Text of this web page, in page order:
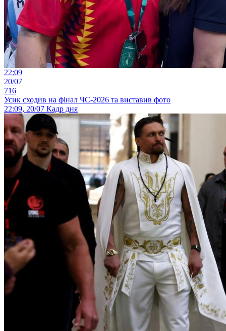
22:09
20/07
716
Усик сходив на фінал ЧС-2026 та виставив фото
22:09, 20/07 Кадр дня